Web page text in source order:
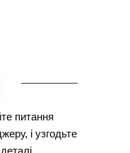
питання
і узгодьте